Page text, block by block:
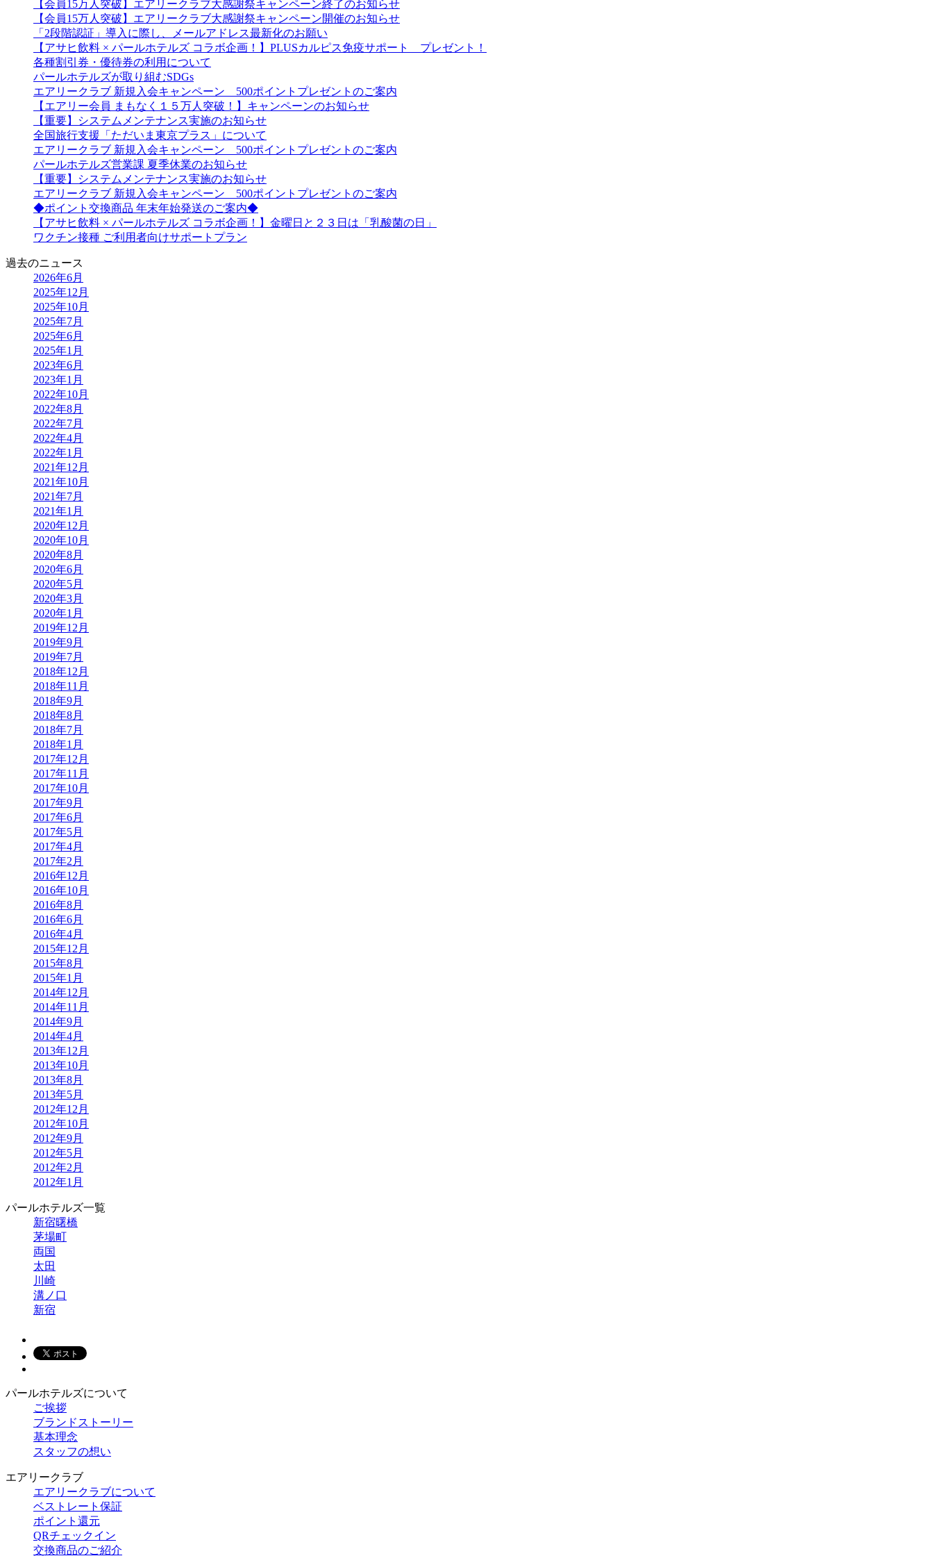
【会員15万人突破】エアリークラブ大感謝祭キャンペーン終了のお知らせ
【会員15万人突破】エアリークラブ大感謝祭キャンペーン開催のお知らせ
「2段階認証」導入に際し、メールアドレス最新化のお願い
【アサヒ飲料 × パールホテルズ コラボ企画！】PLUSカルピス免疫サポート プレゼント！
各種割引券・優待券の利用について
パールホテルズが取り組むSDGs
エアリークラブ 新規入会キャンペーン 500ポイントプレゼントのご案内
【エアリー会員 まもなく１５万人突破！】キャンペーンのお知らせ
【重要】システムメンテナンス実施のお知らせ
全国旅行支援「ただいま東京プラス」について
エアリークラブ 新規入会キャンペーン 500ポイントプレゼントのご案内
パールホテルズ営業課 夏季休業のお知らせ
【重要】システムメンテナンス実施のお知らせ
エアリークラブ 新規入会キャンペーン 500ポイントプレゼントのご案内
◆ポイント交換商品 年末年始発送のご案内◆
【アサヒ飲料 × パールホテルズ コラボ企画！】金曜日と２３日は「乳酸菌の日」
ワクチン接種 ご利用者向けサポートプラン
過去のニュース
2026年6月
2025年12月
2025年10月
2025年7月
2025年6月
2025年1月
2023年6月
2023年1月
2022年10月
2022年8月
2022年7月
2022年4月
2022年1月
2021年12月
2021年10月
2021年7月
2021年1月
2020年12月
2020年10月
2020年8月
2020年6月
2020年5月
2020年3月
2020年1月
2019年12月
2019年9月
2019年7月
2018年12月
2018年11月
2018年9月
2018年8月
2018年7月
2018年1月
2017年12月
2017年11月
2017年10月
2017年9月
2017年6月
2017年5月
2017年4月
2017年2月
2016年12月
2016年10月
2016年8月
2016年6月
2016年4月
2015年12月
2015年8月
2015年1月
2014年12月
2014年11月
2014年9月
2014年4月
2013年12月
2013年10月
2013年8月
2013年5月
2012年12月
2012年10月
2012年9月
2012年5月
2012年2月
2012年1月
パールホテルズ一覧
新宿曙橋
茅場町
両国
太田
川崎
溝ノ口
新宿
パールホテルズについて
ご挨拶
ブランドストーリー
基本理念
スタッフの想い
エアリークラブ
エアリークラブについて
ベストレート保証
ポイント還元
QRチェックイン
交換商品のご紹介